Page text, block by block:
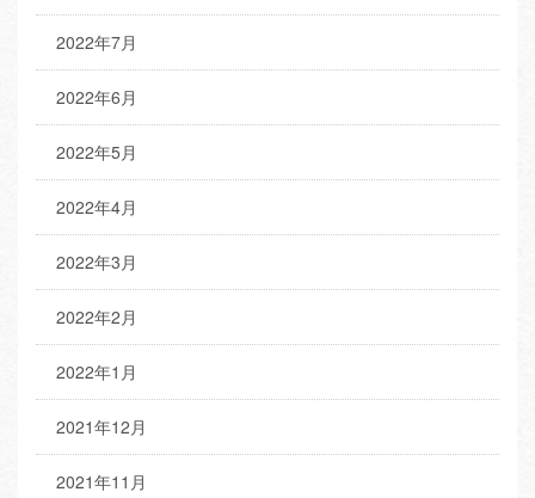
2022年7月
2022年6月
2022年5月
2022年4月
2022年3月
2022年2月
2022年1月
2021年12月
2021年11月